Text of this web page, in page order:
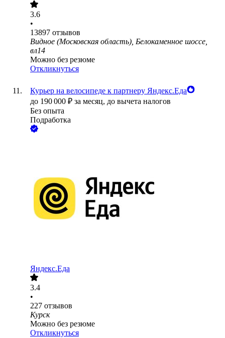
3.6
•
13897 отзывов
Видное (Московская область), Белокаменное шоссе,
вл14
Можно без резюме
Откликнуться
Курьер на велосипеде к партнеру Яндекс.Еда
до 190 000 ₽ за месяц, до вычета налогов
Без опыта
Подработка
Яндекс.Еда
3.4
•
227 отзывов
Курск
Можно без резюме
Откликнуться